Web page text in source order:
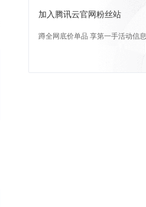
加入腾讯云官网粉丝站
蹲全网底价单品 享第一手活动信息